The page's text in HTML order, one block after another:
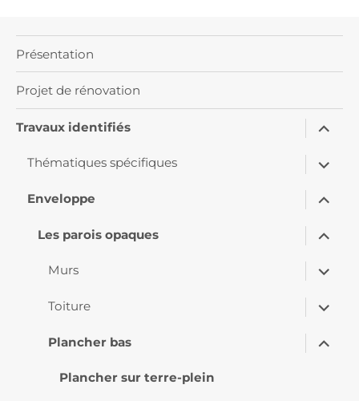
Présentation
Projet de rénovation
Travaux identifiés
ouvrir
le
menu
Thématiques spécifiques
ouvrir
le
menu
Enveloppe
ouvrir
le
menu
Les parois opaques
ouvrir
le
menu
Murs
ouvrir
le
menu
Toiture
ouvrir
le
menu
Plancher bas
ouvrir
le
Plancher sur terre-plein